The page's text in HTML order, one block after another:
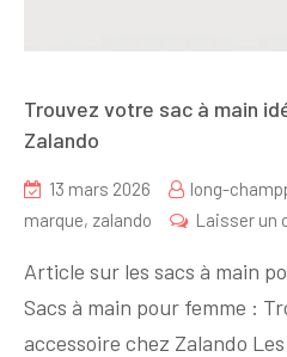
Trouvez votre sac à main
Zalando
13 mars 2026 long-
marque, zalando Laisser un
Article sur les sacs à main
Sacs à main pour femme :
accessoire chez Zalando